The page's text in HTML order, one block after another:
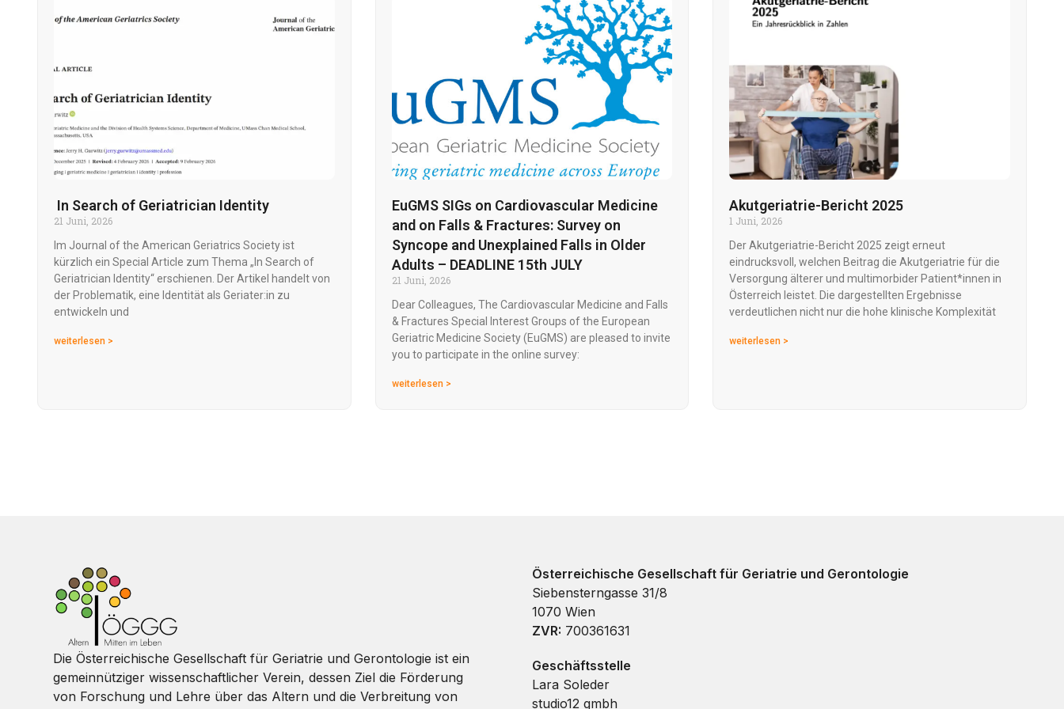
In Search of Geriatrician Identity
21 Juni, 2026
Im Journal of the American Geriatrics Society ist
kürzlich ein Special Article zum Thema „In Search of
Geriatrician Identity“ erschienen. Der Artikel handelt von
der Problematik, eine Identität als Geriater:in zu
entwickeln und
weiterlesen >
EuGMS SIGs on Cardiovascular Medicine
and on Falls & Fractures: Survey on
Syncope and Unexplained Falls in Older
Adults – DEADLINE 15th JULY
21 Juni, 2026
Dear Colleagues, The Cardiovascular Medicine and Falls
& Fractures Special Interest Groups of the European
Geriatric Medicine Society (EuGMS) are pleased to invite
you to participate in the online survey:
weiterlesen >
Akutgeriatrie-Bericht 2025
1 Juni, 2026
Der Akutgeriatrie-Bericht 2025 zeigt erneut
eindrucksvoll, welchen Beitrag die Akutgeriatrie für die
Versorgung älterer und multimorbider Patient*innen in
Österreich leistet. Die dargestellten Ergebnisse
verdeutlichen nicht nur die hohe klinische Komplexität
weiterlesen >
Die Österreichische Gesellschaft für Geriatrie und Gerontologie ist ein
gemeinnütziger wissenschaftlicher Verein, dessen Ziel die Förderung
von Forschung und Lehre über das Altern und die Verbreitung von
Österreichische Gesellschaft für Geriatrie und Gerontologie
Siebensterngasse 31/8
1070 Wien
ZVR: 700361631
Geschäftsstelle
Lara Soleder
studio12 gmbh